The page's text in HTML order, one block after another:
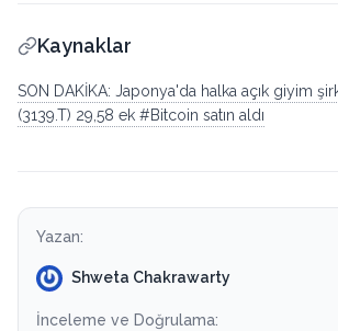
Kaynaklar
SON DAKİKA: Japonya'da halka açık giyim
(3139.T) 29,58 ek #Bitcoin satın aldı
Yazan:
Shweta Chakrawarty
İnceleme ve Doğrulama: